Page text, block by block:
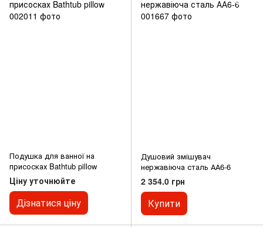
Подушка для ванної на
присосках Bathtub pillow
Ціну уточнюйте
Дізнатися ціну
Душовий змішувач
нержавіюча сталь АА6-6
2 354.0 грн
Купити